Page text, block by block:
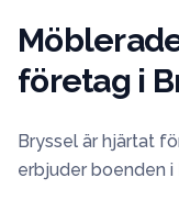
företag i
Bryssel är hjärtat
erbjuder boenden i